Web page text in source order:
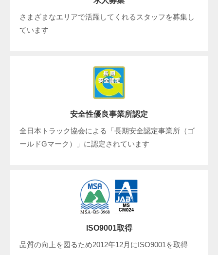
さまざまなエリアで活躍してくれるスタッフを募集し
ています
安全性優良事業所認定
全日本トラック協会による「長期安全認定事業所（ゴ
ールドGマーク）」に認定されています
ISO9001取得
品質の向上を図るため2012年12月にISO9001を取得